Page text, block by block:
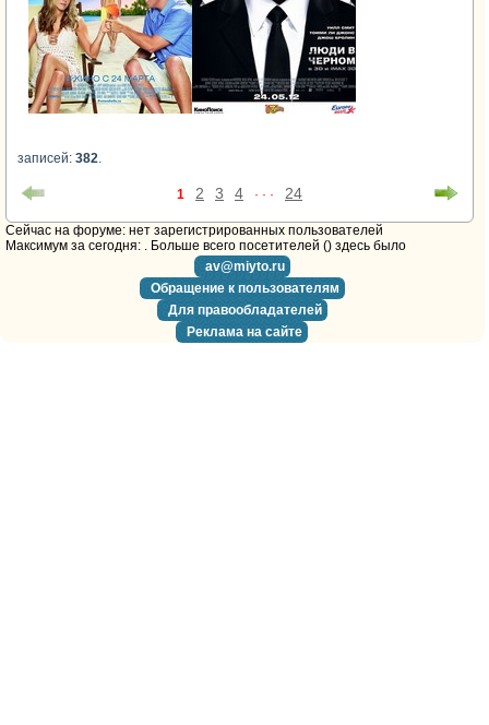
записей: 382.
1 2 3 4 · · · 24
Cейчас на форуме: нет зарегистрированных пользователей
Максимум за сегодня: . Больше всего посетителей () здесь было
av@miyto.ru
Обращение к пользователям
Для правообладателей
Реклама на сайте